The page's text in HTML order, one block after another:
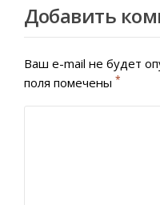
Добавить
Ваш e-mail не будет
поля помечены *